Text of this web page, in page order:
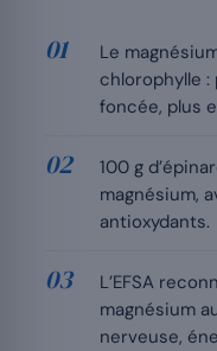
Le
chlorophylle
foncée, plus
100 g
magnésium,
antioxydants.
L’EFSA
magnésium
nerveuse,